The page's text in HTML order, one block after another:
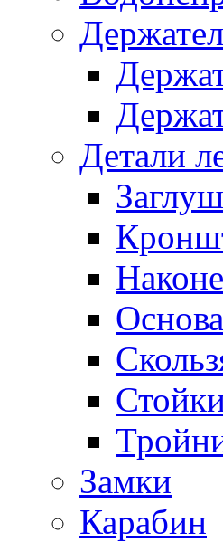
Детали
Замки
Карабин